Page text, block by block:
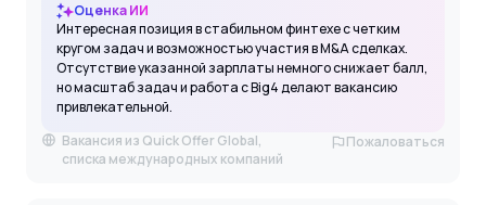
Оценка ИИ
Интересная позиция в стабильном финтехе с четким
кругом задач и возможностью участия в M&A сделках.
Отсутствие указанной зарплаты немного снижает балл,
но масштаб задач и работа с Big4 делают вакансию
привлекательной.
Вакансия из Quick Offer Global,
списка международных компаний
Пожаловаться